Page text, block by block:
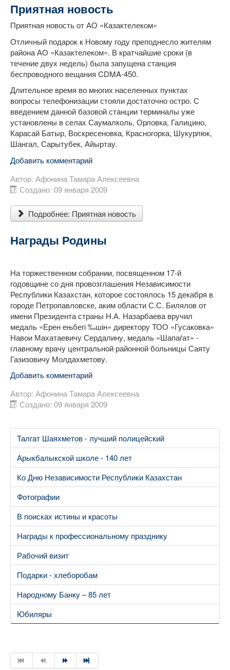
Приятная новость
Приятная новость от АО «Казактелеком»
Отличный подарок к Новому году преподнесло жителям
района АО «Казактелеком». В кратчайшие сроки (в
течение двух недель) была запущена станция
беспроводного вещания CDMA-450.
Длительное время во многих населенных пунктах
вопросы телефонизации стояли достаточно остро. С
введением данной базовой станции терминалы уже
установлены в селах Саумалколь, Орловка, Галицино,
Карасай Батыр, Воскресеновка, Красногорка, Шукурлюк,
Шангал, Сарытубек, Айыртау.
Добавить комментарий
Автор: Афонина Тамара Алексеевна
Создано: 09 января 2009
Подробнее: Приятная новость
Награды Родины
На торжественном собрании, посвященном 17-й
годовщине со дня провозглашения Независимости
Республики Казахстан, которое состоялось 15 декабря в
городе Петропавловске, аким области С.С. Билялов от
имени Президента страны Н.А. Назарбаева вручил
медаль «Ерен ењбегі ‰шін» директору ТОО «Гусаковка»
Навои Махатаевичу Сердалину, медаль «Шапаѓат» -
главному врачу центральной районной больницы Саяту
Газизовичу Молдахметову.
Добавить комментарий
Автор: Афонина Тамара Алексеевна
Создано: 09 января 2009
Талгат Шаяхметов - лучший полицейский
Арыкбалыкской школе - 140 лет
Ко Дню Независимости Республики Казахстан
Фотографии
В поисках истины и красоты
Награды к профессиональному празднику
Рабочий визит
Подарки - хлеборобам
Народному Банку – 85 лет
Юбиляры